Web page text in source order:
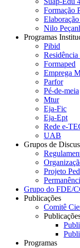
Formação
Nilo
Programas
Pibid
Residência
Formaped
Emprega
Parfor
Pé-de-meia
Mtur
Eja-Fic
Eja-Ept
Rede e-
UAB
Grupos de
Projeto
Grupo do FDE/
Publicações
Comitê
Programas